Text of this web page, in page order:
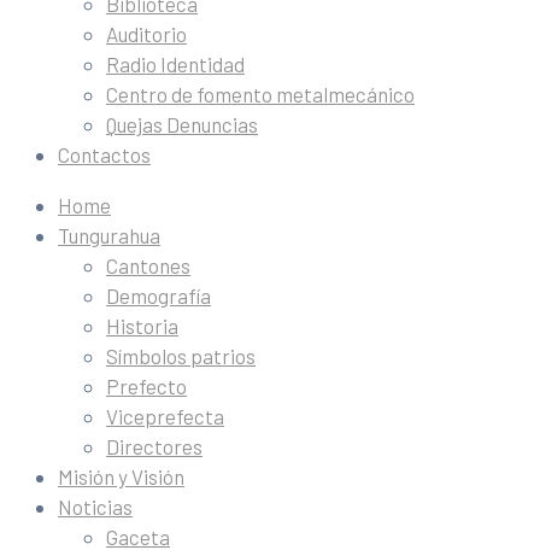
Auditorio
Radio Identidad
Centro de fomento metalmecánico
Quejas Denuncias
Contactos
Home
Tungurahua
Cantones
Demografía
Historia
Símbolos patrios
Prefecto
Viceprefecta
Directores
Misión y Visión
Noticias
Gaceta